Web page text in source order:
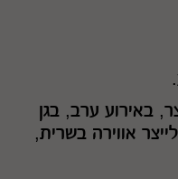
באירוע ערב, בגן
אווירה בשרית,